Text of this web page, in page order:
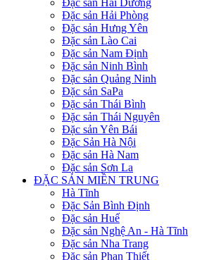
Đặc sản Hải Phòng
Đặc sản Hưng Yên
Đặc sản Lào Cai
Đặc sản Nam Định
Đặc sản Ninh Bình
Đặc sản Quảng Ninh
Đặc sản SaPa
Đặc sản Thái Bình
Đặc sản Thái Nguyên
Đặc sản Yên Bái
Đặc Sản Hà Nội
Đặc sản Hà Nam
Đặc sản Sơn La
ĐẶC SẢN MIỀN TRUNG
Hà Tĩnh
Đặc Sản Bình Định
Đặc sản Huế
Đặc sản Nghệ An - Hà Tĩnh
Đặc sản Nha Trang
Đặc sản Phan Thiết